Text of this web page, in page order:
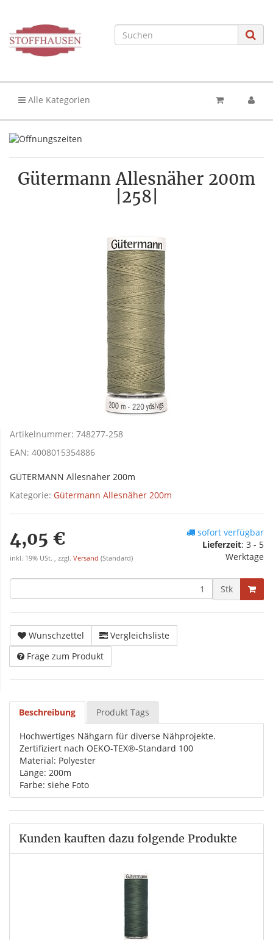
Alle Kategorien
Gütermann Allesnäher 200m
|258|
Artikelnummer: 748277-258
EAN: 4008015354886
GÜTERMANN Allesnäher 200m
Kategorie: Gütermann Allesnäher 200m
4,05 €
inkl. 19% USt. , zzgl. Versand (Standard)
sofort verfügbar
Lieferzeit: 3 - 5
Werktage
Stk
Wunschzettel
Vergleichsliste
Frage zum Produkt
Beschreibung Produkt Tags
Hochwertiges Nähgarn für diverse Nähprojekte.
Zertifiziert nach OEKO-TEX®-Standard 100
Material: Polyester
Länge: 200m
Farbe: siehe Foto
Kunden kauften dazu folgende Produkte